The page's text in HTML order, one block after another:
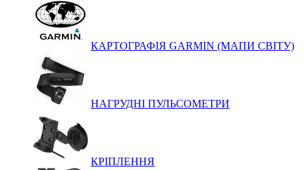
КАРТОГРАФІЯ GARMIN (МАПИ СВІТУ)
НАГРУДНІ ПУЛЬСОМЕТРИ
КРІПЛЕННЯ